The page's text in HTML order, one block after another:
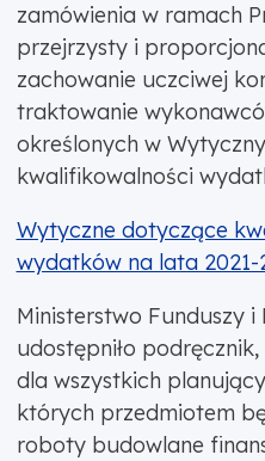
zamówienia w ramach
przejrzysty i
zachowanie uczciwej
traktowanie
określonych w
kwalifikowalności
Wytyczne dotyczące
wydatków na lata 2021-
Ministerstwo Funduszy i
udostępniło
dla wszystkich
których przedmiotem
roboty budowlane